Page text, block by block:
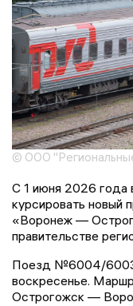
© ООО
С 1 июня 2026 года
курсировать новый
«Воронеж —
правительстве
Поезд №6004/6003
воскресенье.
Острогожск —